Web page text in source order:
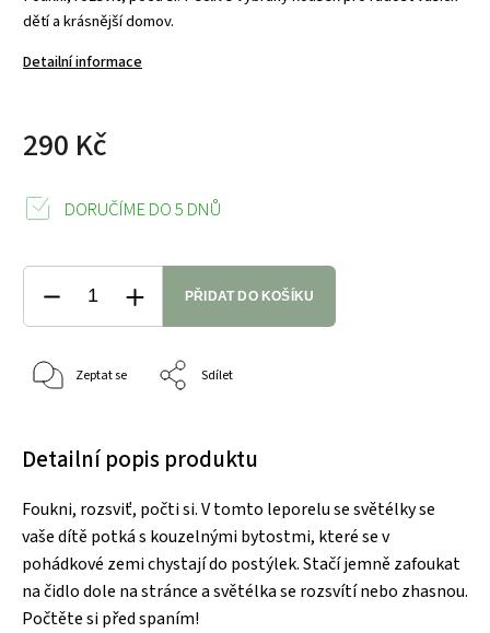
dětí a krásnější domov.
Detailní informace
290 Kč
DORUČÍME DO 5 DNŮ
PŘIDAT DO KOŠÍKU
Zeptat se Sdílet
Detailní popis produktu
Foukni, rozsviť, počti si. V tomto leporelu se světélky se
vaše dítě potká s kouzelnými bytostmi, které se v
pohádkové zemi chystají do postýlek. Stačí jemně zafoukat
na čidlo dole na stránce a světélka se rozsvítí nebo zhasnou.
Počtěte si před spaním!